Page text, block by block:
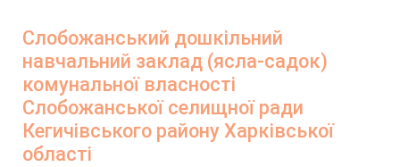
Слобожанський дошкільний
навчальний заклад (ясла-садок)
комунальної власності
Слобожанської селищної ради
Кегичівського району Харківської
області